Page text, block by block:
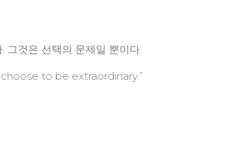
그것은 선택의 문제일 뿐이다.
to be extraordinary.”